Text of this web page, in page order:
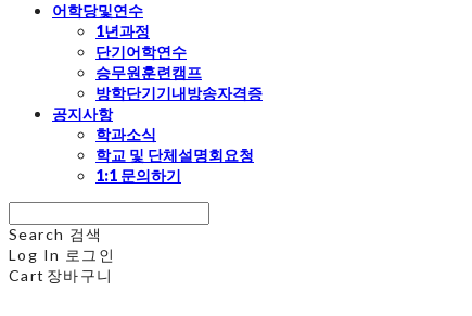
어학당및연수
1년과정
단기어학연수
승무원훈련캠프
방학단기기내방송자격증
공지사항
학과소식
학교 및 단체설명회요청
1:1 문의하기
Search 검색
Log In 로그인
Cart 장바구니